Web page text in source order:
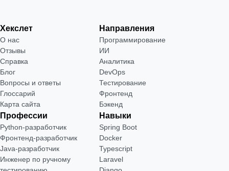
Хекслет
О нас
Отзывы
Справка
Блог
Вопросы и ответы
Глоссарий
Карта сайта
Направления
Программирование
ИИ
Аналитика
DevOps
Тестирование
Фронтенд
Бэкенд
Профессии
Python-разработчик
Фронтенд-разработчик
Java-разработчик
Инженер по ручному
Навыки
Spring Boot
Docker
Typescript
Laravel